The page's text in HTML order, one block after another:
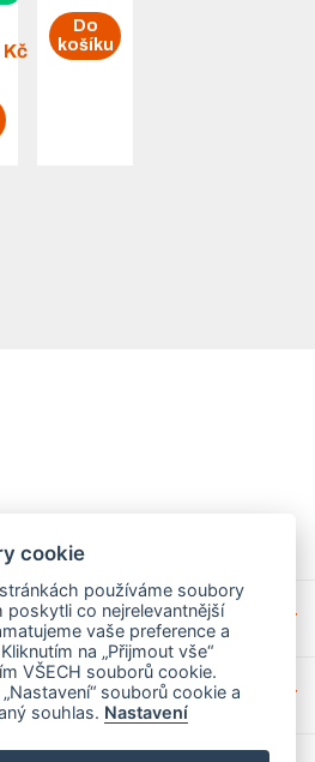
Kč
Do
košíku
cookie
používáme soubory
co nejrelevantnější
vaše preference a
na „Přijmout vše“
VŠECH souborů cookie.
souborů cookie a
souhlas. Nastavení